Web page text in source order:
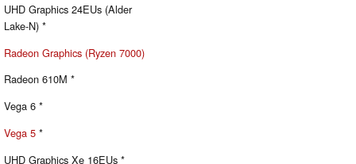
UHD Graphics 24EUs (Alder
Lake-N) *
Radeon Graphics (Ryzen 7000)
Radeon 610M *
Vega 6 *
Vega 5 *
UHD Graphics Xe 16EUs *